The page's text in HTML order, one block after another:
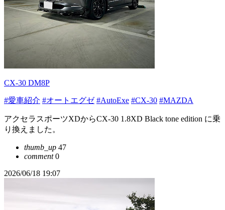
CX-30 DM8P
#愛車紹介 #オートエグゼ #AutoExe #CX-30 #MAZDA
アクセラスポーツXDからCX-30 1.8XD Black tone edition に乗
り換えました。
thumb_up 47
comment0
2026/06/18 19:07